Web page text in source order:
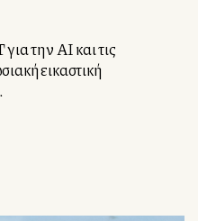
την ΑΙ και τις
εικαστική